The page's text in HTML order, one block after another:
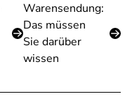
Warensendung:
Das müssen
Sie darüber
wissen